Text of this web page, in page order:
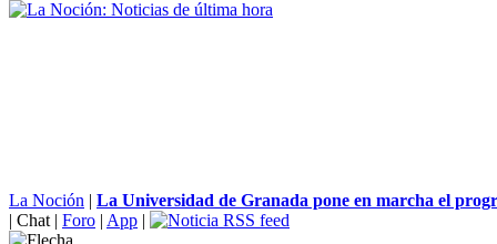
La Noción | La Universidad de Granada pone en marcha el
| Chat | Foro | App |